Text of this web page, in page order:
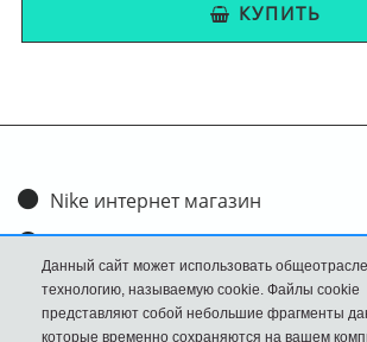
КУПИТЬ
Nike интернет магазин
Доставка и оплата
Обмен и возврат
Размеры
Данный сайт может использовать
технологию, называемую cookie. Файлы cookie
представляют собой небольшие фрагменты
которые временно сохраняются на вашем